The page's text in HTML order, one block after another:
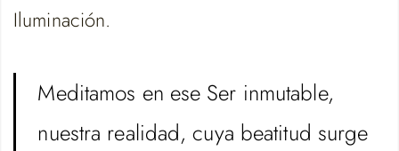
Iluminación.
Meditamos en ese Ser inmutable,
nuestra realidad, cuya beatitud surge